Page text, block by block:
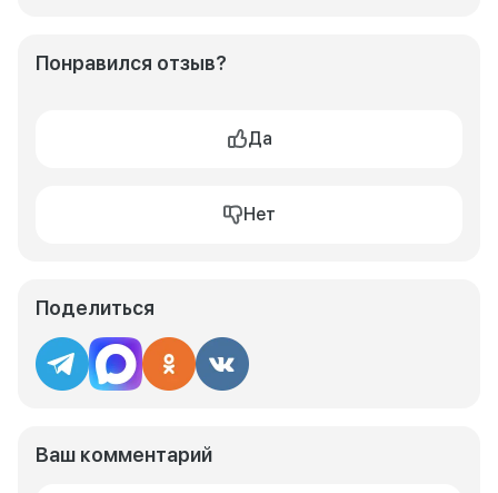
Понравился отзыв?
Да
Нет
Поделиться
Ваш комментарий